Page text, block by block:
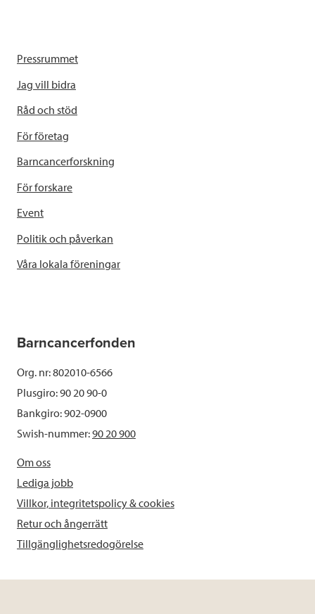
Pressrummet
Jag vill bidra
Råd och stöd
För företag
Barncancerforskning
För forskare
Event
Politik och påverkan
Våra lokala föreningar
Barncancerfonden
Org. nr: 802010-6566
Plusgiro: 90 20 90-0
Bankgiro: 902-0900
Swish-nummer:90 20 900
Om oss
Lediga jobb
Villkor, integritetspolicy & cookies
Retur och ångerrätt
Tillgänglighetsredogörelse